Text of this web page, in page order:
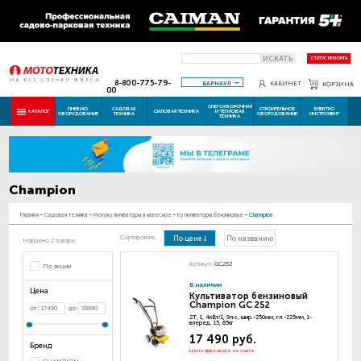
ИСКАТЬ СТАТУС РЕМОНТА
8-800-775-79-
00
БАРНАУЛ КАБИНЕТ КОРЗИНА
КАТАЛОГ ПНЕВМО
ОБОРУДОВАНИЕ
САДОВАЯ
ТЕХНИКА СИЛОВАЯ ТЕХНИКА
СНЕГОУБОРОЧНАЯ
И ТЕПЛОВАЯ
ТЕХНИКА
СТРОИТЕЛЬНОЕ
ОБОРУДОВАНИЕ
ЭЛЕКТРО
ИНСТРУМЕНТ
Champion
Главная - Садовая техника - Мотокультиваторы и навесное - Культиваторы бензиновые - Champion
Найдено 2 товара
По акции
Цена
от до
Бренд
Сортировать: По цене По названию
Артикул: GC252
В наличии
Культиватор бензиновый
Champion GC 252
2Т, 1, 4кВт/1, 9л.с, шир.-250мм, гл.-225мм, 1-
вперед, 15, 85кг
17 490 руб.
Цена при заказе на сайте